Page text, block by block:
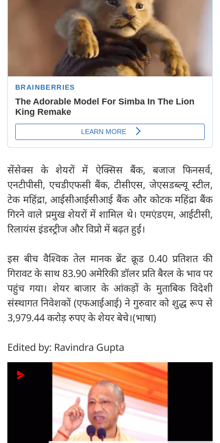
सेंसेक्स के शेयरों में ऐक्सिस बैंक, बजाज फिनसर्व,
एनटीपीसी, एचडीएफसी बैंक, टीसीएस, जेएसडब्ल्यू स्टील,
टेक महिंद्रा, आईसीआईसीआई बैंक और कोटक महिंद्रा बैंक
गिरने वाले प्रमुख शेयरों में शामिल थे। एमएंडएम, आईटीसी,
रिलायंस इंडस्ट्रीज और विप्रो में बढ़त हुई।
इस बीच वैश्विक तेल मानक ब्रेंट क्रूड 0.40 प्रतिशत की
गिरावट के साथ 83.90 अमेरिकी डॉलर प्रति बैरल के भाव पर
पहुंच गया। शेयर बाजार के आंकड़ों के मुताबिक विदेशी
संस्थागत निवेशकों (एफआईआई) ने गुरुवार को शुद्ध रूप से
3,979.44 करोड़ रुपए के शेयर बेचे।(भाषा)
Edited by: Ravindra Gupta